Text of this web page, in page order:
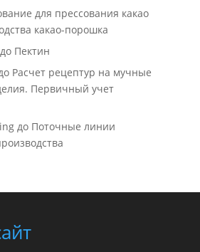
для прессования какао
какао-порошка
до Пектин
Расчет рецептур на мучные
Первичный учет
до Поточные линии